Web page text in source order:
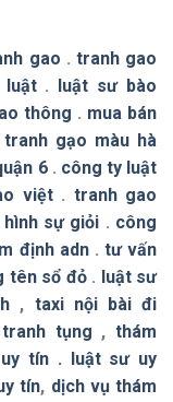
gao . tranh gao
luật.
luật sư bào
thông . mua bán
tranh gạo màu hà
6. công ty luật
việt. tranh gao
hình sự giỏi . công
định adn. tư vấn
tên sổ đỏ. luật sư
, taxi nội bài đi
tụng ,thám
tín .
luật sư uy
tín, dịch vụ thám